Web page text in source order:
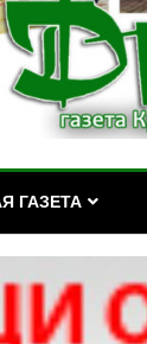
ГАЗЕТА